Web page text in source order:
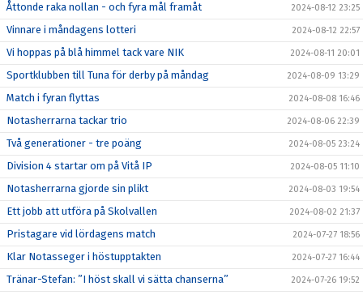
Åttonde raka nollan - och fyra mål framåt 2024-08-12 23:25
Vinnare i måndagens lotteri 2024-08-12 22:57
Vi hoppas på blå himmel tack vare NIK 2024-08-11 20:01
Sportklubben till Tuna för derby på måndag 2024-08-09 13:29
Match i fyran flyttas 2024-08-08 16:46
Notasherrarna tackar trio 2024-08-06 22:39
Två generationer - tre poäng 2024-08-05 23:24
Division 4 startar om på Vitå IP 2024-08-05 11:10
Notasherrarna gjorde sin plikt 2024-08-03 19:54
Ett jobb att utföra på Skolvallen 2024-08-02 21:37
Pristagare vid lördagens match 2024-07-27 18:56
Klar Notasseger i höstupptakten 2024-07-27 16:44
Tränar-Stefan: ”I höst skall vi sätta chanserna” 2024-07-26 19:52